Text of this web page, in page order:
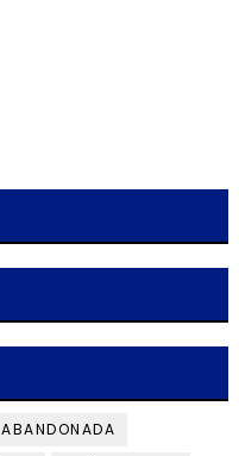
ABANDONADA